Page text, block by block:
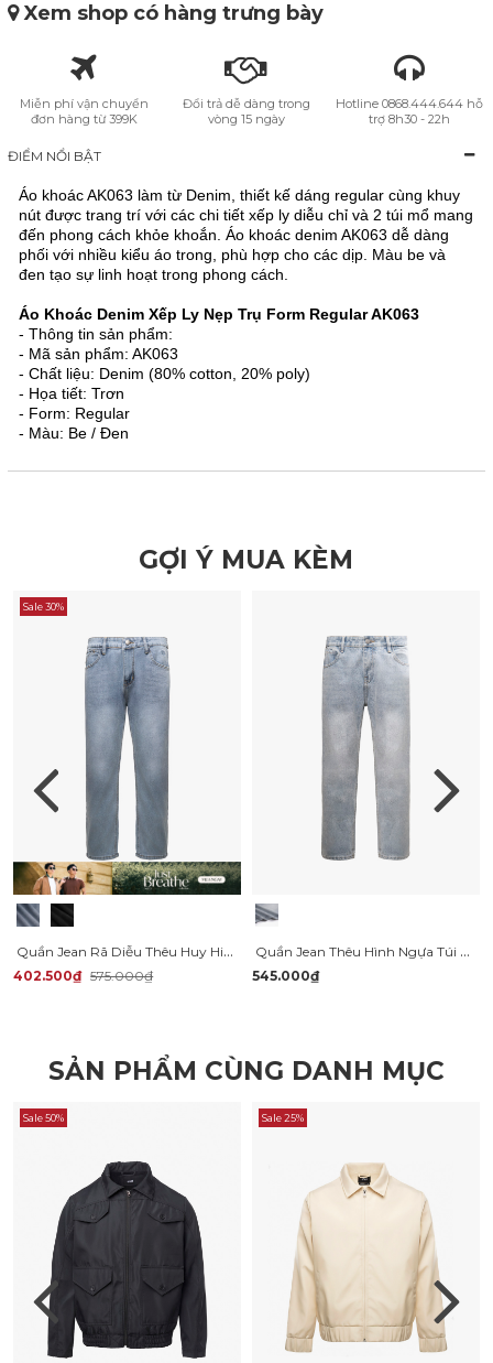
Xem shop có hàng trưng bày
Miễn phí vận chuyển
đơn hàng từ 399K
Đổi trả dễ dàng trong
vòng 15 ngày
Hotline 0868.444.644 hỗ
trợ 8h30 - 22h
ĐIỂM NỔI BẬT
Áo khoác AK063 làm từ Denim, thiết kế dáng regular cùng khuy
nút được trang trí với các chi tiết xếp ly diễu chỉ và 2 túi mổ mang
đến phong cách khỏe khoắn. Áo khoác denim AK063 dễ dàng
phối với nhiều kiểu áo trong, phù hợp cho các dịp. Màu be và
đen tạo sự linh hoạt trong phong cách.
Áo Khoác Denim Xếp Ly Nẹp Trụ Form Regular AK063
- Thông tin sản phẩm:
- Mã sản phẩm: AK063
- Chất liệu: Denim (80% cotton, 20% poly)
- Họa tiết: Trơn
- Form: Regular
- Màu: Be / Đen
GỢI Ý MUA KÈM
Sale 30%
Quần Jean Rã Diễu Thêu Huy Hiệu 4MEN Form Regular QJ120
402.500₫ 575.000₫
Quần Jean Thêu Hình Ngựa Túi Sau Form Straight QJ124
545.000₫
SẢN PHẨM CÙNG DANH MỤC
Sale 50% Sale 25%